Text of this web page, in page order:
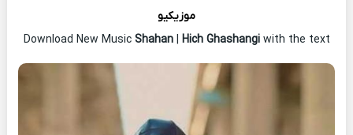
موزیکیو
Download New Music Shahan| Hich Ghashangi with the text